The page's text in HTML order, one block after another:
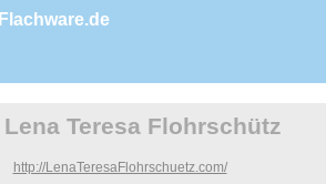
Flachware.de
Lena Teresa Flohrschütz
http://LenaTeresaFlohrschuetz.com/